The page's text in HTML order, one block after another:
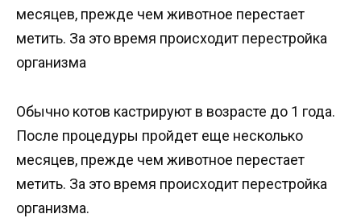
месяцев, прежде чем животное перестает
метить. За это время происходит перестройка
организма
Обычно котов кастрируют в возрасте до 1 года.
После процедуры пройдет еще несколько
месяцев, прежде чем животное перестает
метить. За это время происходит перестройка
организма.